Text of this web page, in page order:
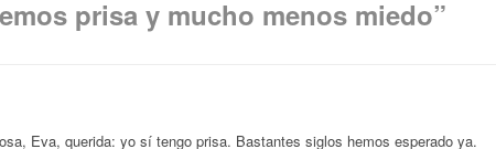
prisa y mucho menos miedo”
Eva, querida: yo sí tengo prisa. Bastantes siglos hemos esperado ya.